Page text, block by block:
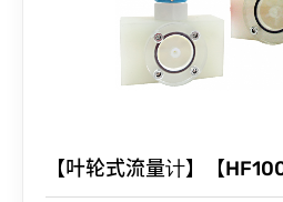
【叶轮式流量计】【HF100